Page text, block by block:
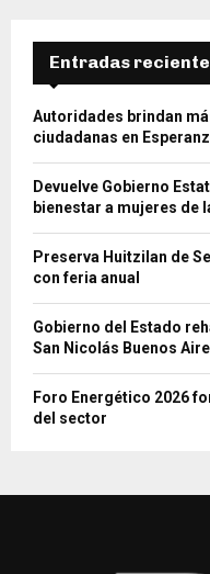
Entradas
Autoridades brindan
ciudadanas en
Devuelve Gobierno
bienestar a mujeres de
Preserva Huitzilan de
con feria anual
Gobierno del Estado
San Nicolás Buenos
Foro Energético 2026
del sector